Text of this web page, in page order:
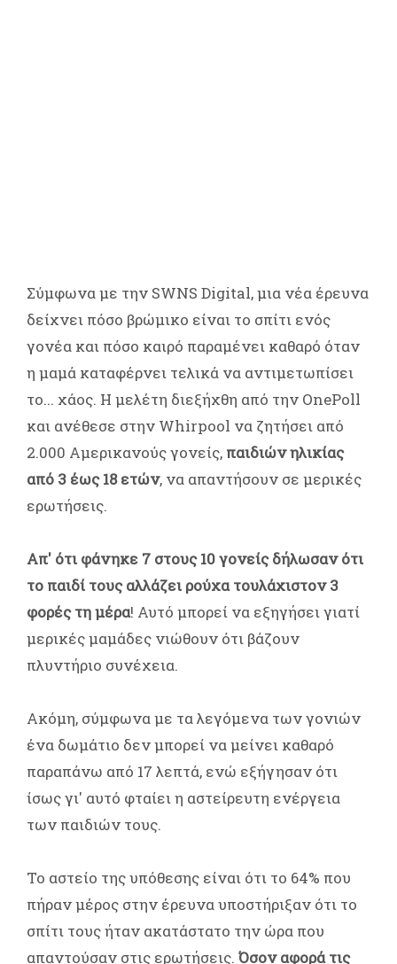
Σύμφωνα με την SWNS Digital, μια νέα έρευνα
δείχνει πόσο βρώμικο είναι το σπίτι ενός
γονέα και πόσο καιρό παραμένει καθαρό όταν
η μαμά καταφέρνει τελικά να αντιμετωπίσει
το... χάος. Η μελέτη διεξήχθη από την OnePoll
και ανέθεσε στην Whirpool να ζητήσει από
2.000 Αμερικανούς γονείς, παιδιών ηλικίας
από 3 έως 18 ετών, να απαντήσουν σε μερικές
ερωτήσεις.
Απ' ότι φάνηκε 7 στους 10 γονείς δήλωσαν ότι
το παιδί τους αλλάζει ρούχα τουλάχιστον 3
φορές τη μέρα! Αυτό μπορεί να εξηγήσει γιατί
μερικές μαμάδες νιώθουν ότι βάζουν
πλυντήριο συνέχεια.
Ακόμη, σύμφωνα με τα λεγόμενα των γονιών
ένα δωμάτιο δεν μπορεί να μείνει καθαρό
παραπάνω από 17 λεπτά, ενώ εξήγησαν ότι
ίσως γι' αυτό φταίει η αστείρευτη ενέργεια
των παιδιών τους.
Το αστείο της υπόθεσης είναι ότι το 64% που
πήραν μέρος στην έρευνα υποστήριξαν ότι το
σπίτι τους ήταν ακατάστατο την ώρα που
απαντούσαν στις ερωτήσεις. Όσον αφορά τις